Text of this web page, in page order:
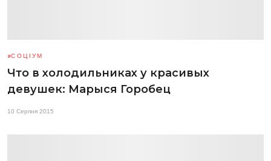
СОЦІУМ
Что в холодильниках у красивых
девушек: Марыся Горобец
10 Серпня 2015